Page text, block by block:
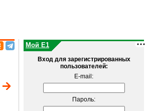
Мой E1
Вход для зарегистрированных
пользователей:
E-mail:
Пароль: